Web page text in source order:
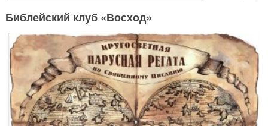
Библейский клуб «Восход»